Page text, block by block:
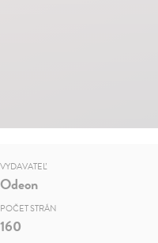
VYDAVATEĽ
Odeon
POČET STRÁN
160